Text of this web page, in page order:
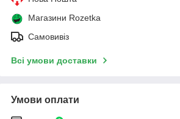
Магазини Rozetka
Самовивіз
Всі умови доставки
Умови оплати